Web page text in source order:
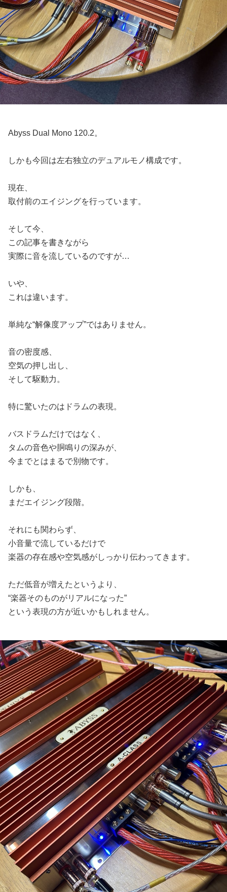
Abyss Dual Mono 120.2。
しかも今回は左右独立のデュアルモノ構成です。
現在、
取付前のエイジングを行っています。
そして今、
この記事を書きながら
実際に音を流しているのですが…
いや、
これは違います。
単純な“解像度アップ”ではありません。
音の密度感、
空気の押し出し、
そして駆動力。
特に驚いたのはドラムの表現。
バスドラムだけではなく、
タムの音色や胴鳴りの深みが、
今までとはまるで別物です。
しかも、
まだエイジング段階。
それにも関わらず、
小音量で流しているだけで
楽器の存在感や空気感がしっかり伝わってきます。
ただ低音が増えたというより、
“楽器そのものがリアルになった”
という表現の方が近いかもしれません。